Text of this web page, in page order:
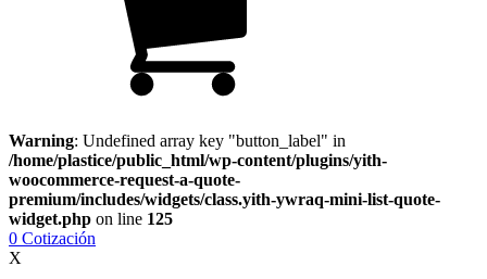
Warning: Undefined array key "button_label" in
/home/plastice/public_html/wp-content/plugins/yith-
woocommerce-request-a-quote-
premium/includes/widgets/class.yith-ywraq-mini-list-quote-
widget.php on line 125
0 Cotización
X